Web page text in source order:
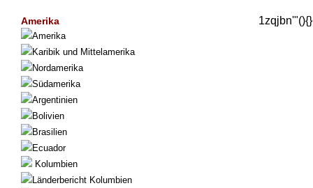
Amerika
Amerika
Karibik und Mittelamerika
Nordamerika
Südamerika
Argentinien
Bolivien
Brasilien
Ecuador
Kolumbien
Länderbericht Kolumbien